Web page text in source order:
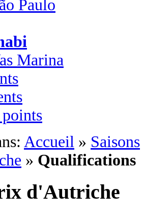
Paulo
Marina
Accueil » Saisons
» Qualifications
d'Autriche